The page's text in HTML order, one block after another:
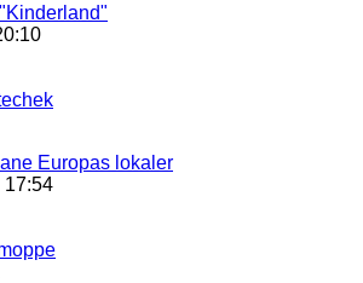
Europas lokaler
17:54